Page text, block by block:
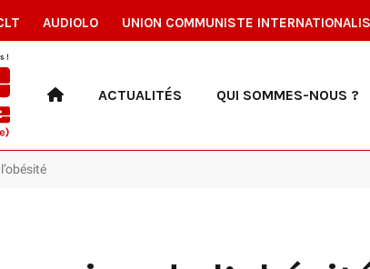
AUDIOLO UNION COMMUNISTE
ACTUALITÉS QUI SOMMES-NOUS ?